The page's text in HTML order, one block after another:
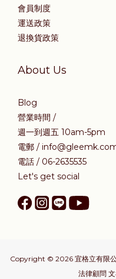
會員制度
運送政策
退換貨政策
About Us
Blog
營業時間 /
週一到週五 10am-5pm
電郵 /
電話 / 06-2635535
Let's get social
Copyright © 2026 宜格立有限
法律顧問